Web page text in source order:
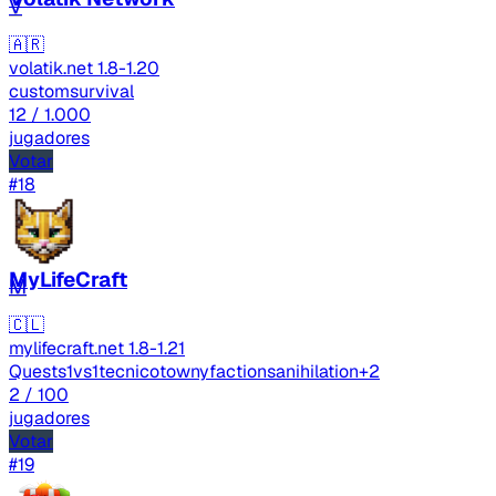
🇦🇷
volatik.net1.8-1.20
customsurvival
12 / 1.000
jugadores
Votar
#18
M
MyLifeCraft
🇨🇱
mylifecraft.net1.8-1.21
Quests1vs1tecnicotownyfactionsanihilation+2
2 / 100
jugadores
Votar
#19